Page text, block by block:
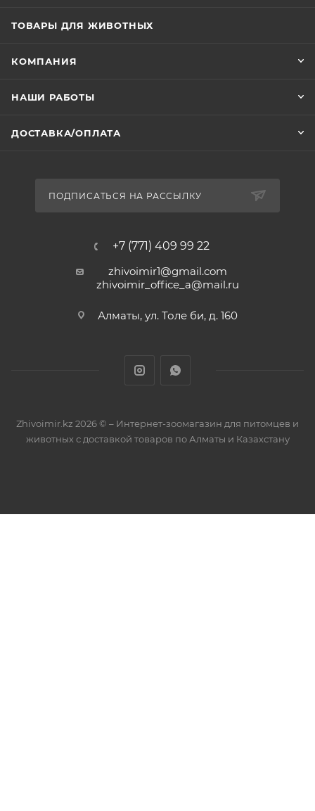
ТОВАРЫ ДЛЯ ЖИВОТНЫХ
КОМПАНИЯ
НАШИ РАБОТЫ
ДОСТАВКА/ОПЛАТА
ПОДПИСАТЬСЯ НА РАССЫЛКУ
+7 (771) 409 99 22
zhivoimir1@gmail.com
zhivoimir_office_a@mail.ru
Алматы, ул. Толе би, д. 160
Zhivoimir.kz 2026 © – Интернет-зоомагазин для питомцев и
животных с доставкой товаров по Алматы и Казахстану
Скидка за регистрацию -10% на первый заказ
РЕГИСТРАЦИЯ
ПЕРЕЙТИ В КАТАЛОГ
Избранные Каталог Сравнение Корзина